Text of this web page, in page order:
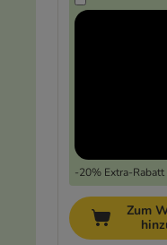
-20% Extra-Rabatt
Zum